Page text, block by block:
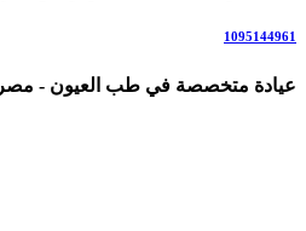
1095144961
عيادة متخصصة في طب العيون - مصر